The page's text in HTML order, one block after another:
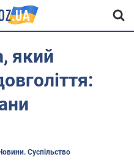
який
Суспільство